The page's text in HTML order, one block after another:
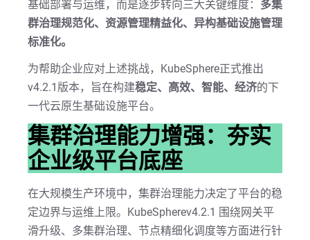
基础部署与运维，而是逐步转向三大关键维度： 多集
群治理规范化、资源管理精益化、异构基础设施管理
标准化。
为帮助企业应对上述挑战，KubeSphere正式推出
v4.2.1版本，旨在构建稳定、高效、智能、经济的下
一代云原生基础设施平台。
集群治理能力增强：夯实
企业级平台底座
在大规模生产环境中，集群治理能力决定了平台的稳
定边界与运维上限。KubeSpherev4.2.1 围绕网关平
滑升级、多集群治理、节点精细化调度等方面进行针